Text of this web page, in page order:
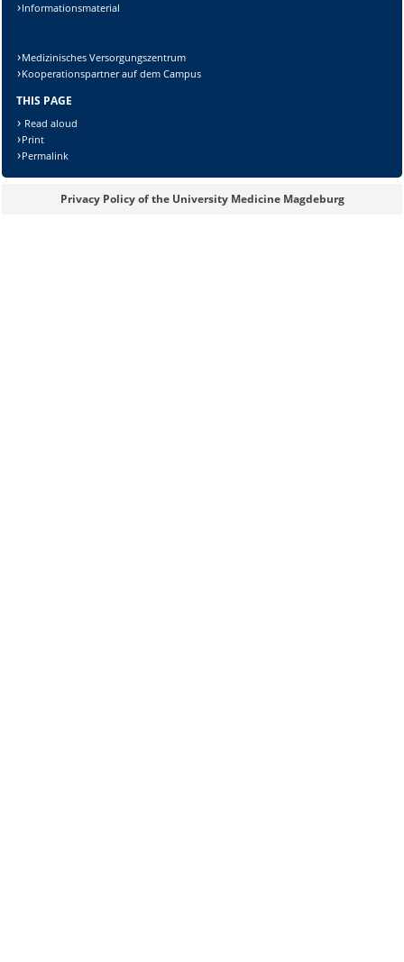
Informationsmaterial
Medizinisches Versorgungszentrum
Kooperationspartner auf dem Campus
THIS PAGE
Read aloud
Print
Permalink
Privacy Policy of the University Medicine Magdeburg